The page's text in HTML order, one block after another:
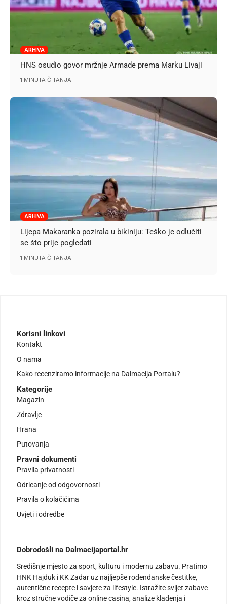
ARHIVA
HNS osudio govor mržnje Armade prema Marku Livaji
1 MINUTA ČITANJA
ARHIVA
Lijepa Makaranka pozirala u bikiniju: Teško je odlučiti
se što prije pogledati
1 MINUTA ČITANJA
Korisni linkovi
Kontakt
O nama
Kako recenziramo informacije na Dalmacija Portalu?
Kategorije
Magazin
Zdravlje
Hrana
Putovanja
Pravni dokumenti
Pravila privatnosti
Odricanje od odgovornosti
Pravila o kolačićima
Uvjeti i odredbe
Dobrodošli na Dalmacijaportal.hr
Središnje mjesto za sport, kulturu i modernu zabavu. Pratimo
HNK Hajduk i KK Zadar uz najljepše rođendanske čestitke,
autentične recepte i savjete za lifestyle. Istražite svijet zabave
kroz stručne vodiče za online casina, analize klađenja i